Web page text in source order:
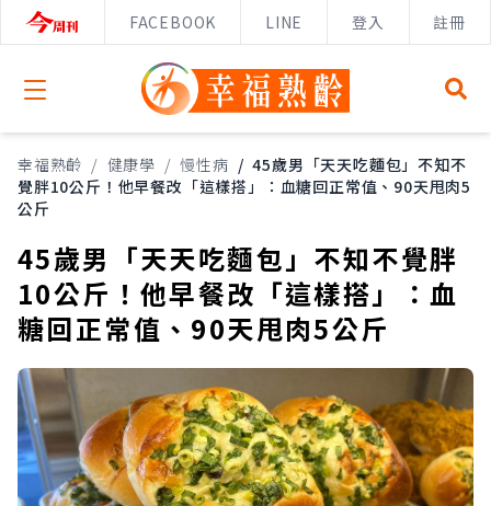
FACEBOOK LINE 登入 註冊
Open menu
幸福熟齡 / 健康學 / 慢性病 / 45歲男「天天吃麵包」不知不
覺胖10公斤！他早餐改「這樣搭」：血糖回正常值、90天甩肉5
公斤
45歲男「天天吃麵包」不知不覺胖
10公斤！他早餐改「這樣搭」：血
糖回正常值、90天甩肉5公斤